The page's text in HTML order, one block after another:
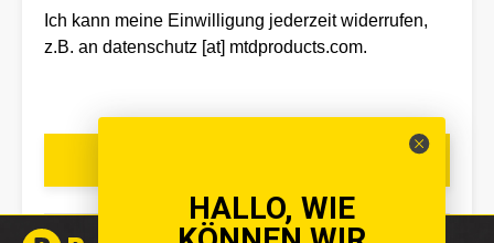
Ich kann meine Einwilligung jederzeit widerrufen,
z.B. an datenschutz [at] mtdproducts.com.
HALLO, WIE